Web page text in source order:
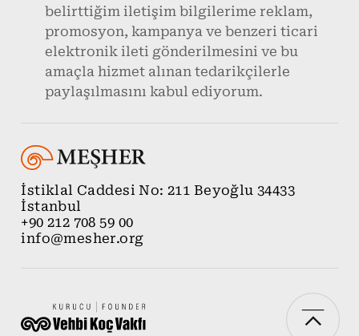
belirttiğim iletişim bilgilerime reklam,
promosyon, kampanya ve benzeri ticari
elektronik ileti gönderilmesini ve bu
amaçla hizmet alınan tedarikçilerle
paylaşılmasını kabul ediyorum.
İstiklal Caddesi No: 211 Beyoğlu 34433
İstanbul
+90 212 708 59 00
info@mesher.org